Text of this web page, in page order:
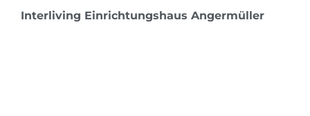
Interliving Einrichtungshaus Angermüller